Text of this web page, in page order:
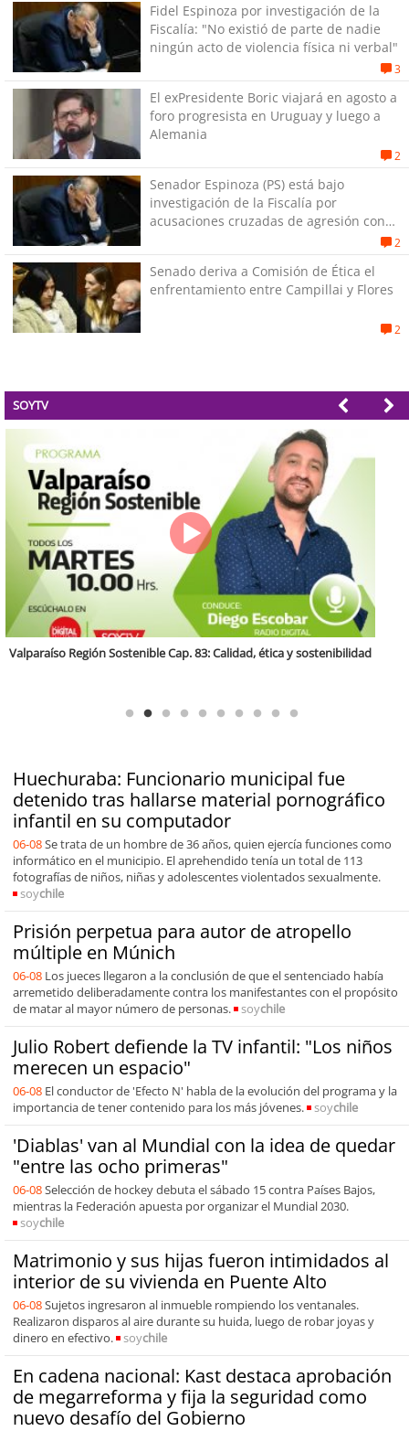
Fidel Espinoza por investigación de la
Fiscalía: "No existió de parte de nadie
ningún acto de violencia física ni verbal"
3
El exPresidente Boric viajará en agosto a
foro progresista en Uruguay y luego a
Alemania
2
Senador Espinoza (PS) está bajo
investigación de la Fiscalía por
acusaciones cruzadas de agresión con
2
Senado deriva a Comisión de Ética el
enfrentamiento entre Campillai y Flores
2
SOYTV
Huechuraba: Funcionario municipal fue
detenido tras hallarse material pornográfico
infantil en su computador
06-08Se trata de un hombre de 36 años, quien ejercía funciones como
informático en el municipio. El aprehendido tenía un total de 113
fotografías de niños, niñas y adolescentes violentados sexualmente.
soychile
Prisión perpetua para autor de atropello
múltiple en Múnich
06-08 Los jueces llegaron a la conclusión de que el sentenciado había
arremetido deliberadamente contra los manifestantes con el propósito
de matar al mayor número de personas.
soychile
Julio Robert defiende la TV infantil: "Los niños
merecen un espacio"
06-08 El conductor de 'Efecto N' habla de la evolución del programa y la
importancia de tener contenido para los más jóvenes.
soychile
'Diablas' van al Mundial con la idea de quedar
"entre las ocho primeras"
06-08Selección de hockey debuta el sábado 15 contra Países Bajos,
mientras la Federación apuesta por organizar el Mundial 2030.
soychile
Matrimonio y sus hijas fueron intimidados al
interior de su vivienda en Puente Alto
06-08Sujetos ingresaron al inmueble rompiendo los ventanales.
Realizaron disparos al aire durante su huida, luego de robar joyas y
dinero en efectivo.
soychile
En cadena nacional: Kast destaca aprobación
de megarreforma y fija la seguridad como
nuevo desafío del Gobierno